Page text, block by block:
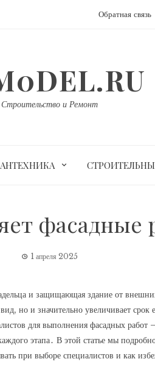
Обратная связь
Строительство и Ремонт
фасадные
1 апреля 2025
и защищающая здание от
но и значительно увеличивает срок
для выполнения фасадных работ –
этапа․ В этой статье мы
при выборе специалистов и как